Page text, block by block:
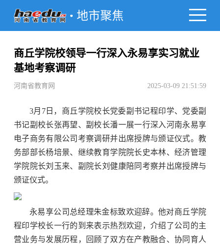
地市聚焦
商丘学院校领导一行深入永易享实习就业
基地考察调研
河南省教育网 2025-03-09 21:51:59
3月7日，商丘学院校长党委副书记程印学、党委副
书记副校长张再望、副校长潘一展一行深入河南永易享
电子商务有限公司考察调研并出席授牌与颁证仪式。教
务部部长杨培景、继续教育学院院长史本林、经济管理
学院院长刘玉来、副院长刘健康陪同考察并出席授牌与
颁证仪式。
永易享公司总经理朱金标致欢迎辞。他对商丘学院
程印学校长一行的到来表示热烈欢迎，介绍了公司的主
营业务与发展历程，回顾了双方在产教融合、协同育人